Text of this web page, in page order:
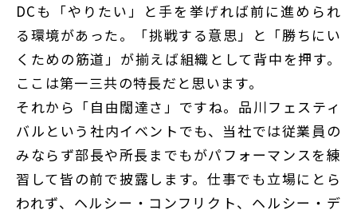
DCも「やりたい」と手を挙げれば前に進められ
る環境があった。「挑戦する意思」と「勝ちにい
くための筋道」が揃えば組織として背中を押す。
ここは第一三共の特長だと思います。
それから「自由闊達さ」ですね。品川フェスティ
バルという社内イベントでも、当社では従業員の
みならず部長や所長までもがパフォーマンスを練
習して皆の前で披露します。仕事でも立場にとら
われず、ヘルシー・コンフリクト、ヘルシー・デ